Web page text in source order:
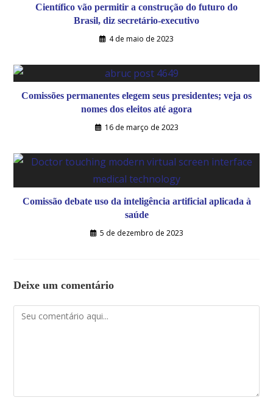
Científico vão permitir a construção do futuro do
Brasil, diz secretário-executivo
4 de maio de 2023
Comissões permanentes elegem seus presidentes; veja os
nomes dos eleitos até agora
16 de março de 2023
Comissão debate uso da inteligência artificial aplicada à
saúde
5 de dezembro de 2023
Deixe um comentário